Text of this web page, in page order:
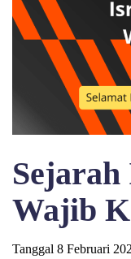
Wajib
Tanggal 8 Februari